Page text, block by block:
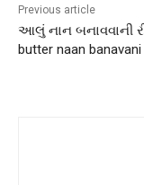
Previous article
આલું નાન બનાવવાની
butter naan